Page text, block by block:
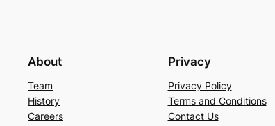
About
Team
History
Careers
Privacy
Privacy Policy
Terms and Conditions
Contact Us